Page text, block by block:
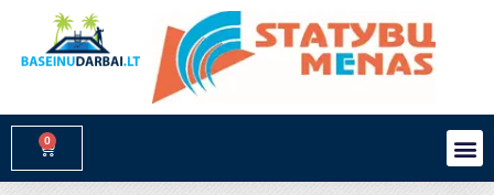
turinio
0
Cart